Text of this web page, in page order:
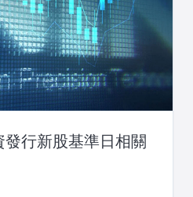
行新股基準日相關